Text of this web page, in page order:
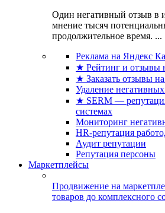
Один негативный отзыв в
мнение тысяч
продолжительное время. ...
Реклама на Яндекс
★ Рейтинг и отзывы
★ Заказать отзывы
Удаление
★ SERM —
системах
Мониторинг
HR-репутация
Аудит репутации
Репутация персоны
Маркетплейсы
Продвижение на
товаров до комплексного